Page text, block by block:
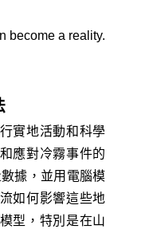
become a reality.
實地活動和科學
應對冷霧事件的
據，並用電腦模
如何影響這些地
型，特別是在山